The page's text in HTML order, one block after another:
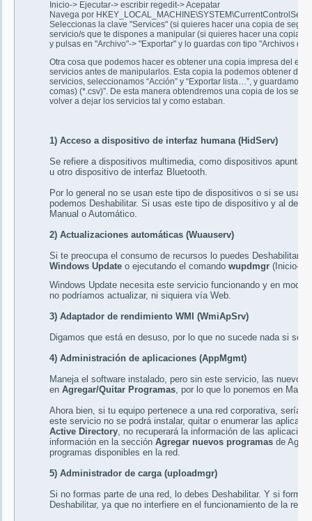
Inicio-> Ejecutar-> escribir regedit-> Acepatar
Navega por
Seleccionas la clave "Services" (si quieres hacer una copia de
servicio/s que te dispones a manipular (si quieres hacer una copia
y pulsas en "Archivo"-> "Exportar" y lo guardas con tipo "Archivos de
Otra cosa que podemos hacer es obtener una copia impresa del
servicios antes de manipularlos. Esta copia la podemos obtener de
servicios, seleccionamos “Acción” y “Exportar lista…”, y guardamos
comas) (*.csv)”. De esta manera obtendremos una copia de los
volver a dejar los servicios tal y como estaban.
1) Acceso a dispositivo de interfaz humana (HidServ)
Se refiere a dispositivos multimedia, como dispositivos
u otro dispositivo de interfaz Bluetooth.
Por lo general no se usan este tipo de dispositivos o si se usan
podemos Deshabilitar. Si usas este tipo de dispositivo y al
Manual o Automático.
2) Actualizaciones automáticas (Wuauserv)
Si te preocupa el consumo de recursos lo puedes Deshabilitar
Windows Update o ejecutando el comando wupdmgr (Inicio->
Windows Update necesita este servicio funcionando y en
no podríamos actualizar, ni siquiera vía Web.
3) Adaptador de rendimiento WMI (WmiApSrv)
Digamos que está en desuso, por lo que no sucede nada si se
4) Administración de aplicaciones (AppMgmt)
Maneja el software instalado, pero sin este servicio, las nuevos
en Agregar/Quitar Programas, por lo que lo ponemos en
Ahora bien, si tu equipo pertenece a una red corporativa, sería
este servicio no se podrá instalar, quitar o enumerar las
Active Directory, no recuperará la información de las
información en la sección Agregar nuevos programas de
programas disponibles en la red.
5) Administrador de carga (uploadmgr)
Si no formas parte de una red, lo debes Deshabilitar. Y si formas
Deshabilitar, ya que no interfiere en el funcionamiento de la red